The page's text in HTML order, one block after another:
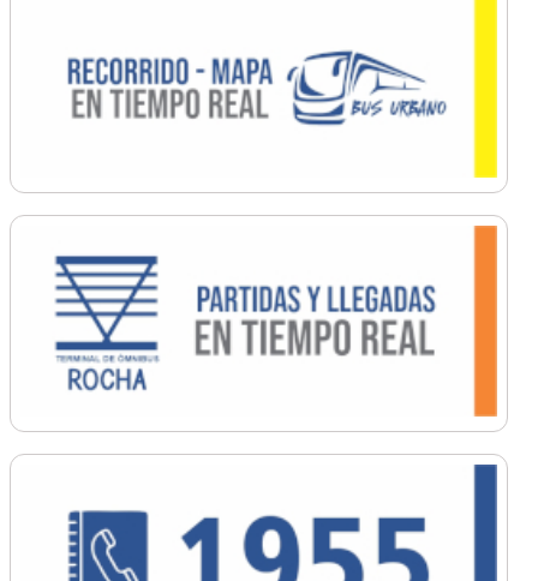
Ordenamiento
Promoción Social
Salud
Secretaría General